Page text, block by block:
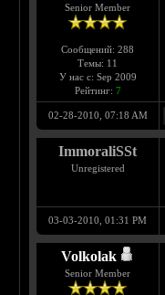
Senior Member
Сообщений: 288
Темы: 11
У нас с: Sep 2009
Рейтинг: 7
02-28-2010, 07:18 AM
ImmoraliSSt
Unregistered
03-03-2010, 01:31 PM
Volkolak
Senior Member